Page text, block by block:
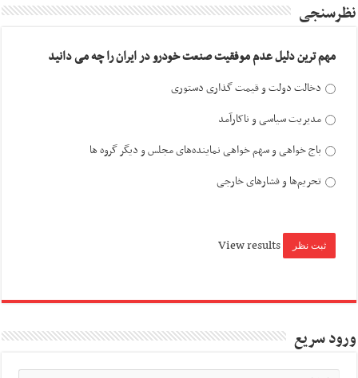
نظرسنجی
مهم ترین دلیل عدم موفقیت صنعت خودرو در ایران را چه می دانید
دخالت دولت و قیمت گذاری دستوری
مدیریت سیاسی و ناکارآمد
باج خواهی و سهم خواهی نماینده‌های مجلس و دیگر گروه ها
تحریم‌ها و فشارهای خارجی
View results
ورود سریع